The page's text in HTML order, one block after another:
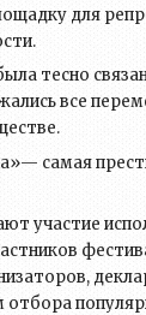
для
тесно
все
самая
участие